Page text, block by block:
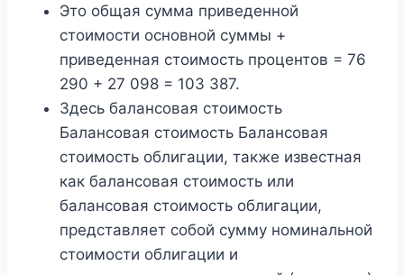
Это общая сумма приведенной
стоимости основной суммы +
приведенная стоимость процентов = 76
290 + 27 098 = 103 387.
Здесь балансовая стоимость
Балансовая стоимость Балансовая
стоимость облигации, также известная
как балансовая стоимость или
балансовая стоимость облигации,
представляет собой сумму номинальной
стоимости облигации и